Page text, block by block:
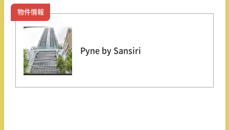
物件情報
Pyne by Sansiri